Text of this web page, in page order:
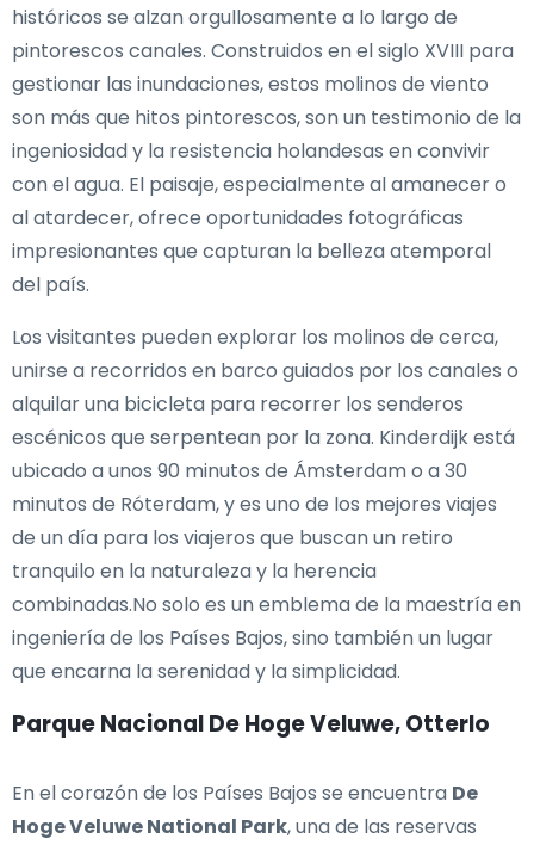
históricos se alzan orgullosamente a lo largo de
pintorescos canales. Construidos en el siglo XVIII para
gestionar las inundaciones, estos molinos de viento
son más que hitos pintorescos, son un testimonio de la
ingeniosidad y la resistencia holandesas en convivir
con el agua. El paisaje, especialmente al amanecer o
al atardecer, ofrece oportunidades fotográficas
impresionantes que capturan la belleza atemporal
del país.
Los visitantes pueden explorar los molinos de cerca,
unirse a recorridos en barco guiados por los canales o
alquilar una bicicleta para recorrer los senderos
escénicos que serpentean por la zona. Kinderdijk está
ubicado a unos 90 minutos de Ámsterdam o a 30
minutos de Róterdam, y es uno de los mejores viajes
de un día para los viajeros que buscan un retiro
tranquilo en la naturaleza y la herencia
combinadas.No solo es un emblema de la maestría en
ingeniería de los Países Bajos, sino también un lugar
que encarna la serenidad y la simplicidad.
Parque Nacional De Hoge Veluwe, Otterlo
En el corazón de los Países Bajos se encuentra De
Hoge Veluwe National Park, una de las reservas